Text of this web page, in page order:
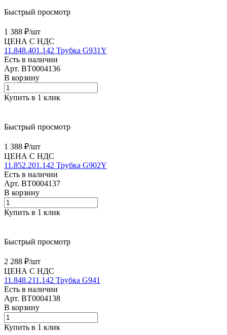
Быстрый просмотр
1 388 ₽/шт
ЦЕНА С НДС
11.848.401.142 Трубка G931Y
Есть в наличии
Арт. BT0004136
В корзину
Купить в 1 клик
Быстрый просмотр
1 388 ₽/шт
ЦЕНА С НДС
11.852.201.142 Трубка G902Y
Есть в наличии
Арт. BT0004137
В корзину
Купить в 1 клик
Быстрый просмотр
2 288 ₽/шт
ЦЕНА С НДС
11.848.211.142 Трубка G941
Есть в наличии
Арт. BT0004138
В корзину
Купить в 1 клик